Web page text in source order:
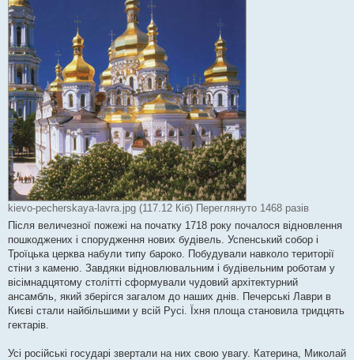
kievo-pecherskaya-lavra.jpg (117.12 Кіб) Переглянуто 1468 разів
Після величезної пожежі на початку 1718 року почалося відновлення
пошкоджених і спорудження нових будівель. Успенський собор і
Троїцька церква набули типу бароко. Побудували навколо території
стіни з каменю. Завдяки відновлювальним і будівельним роботам у
вісімнадцятому столітті сформували чудовий архітектурний
ансамбль, який зберігся загалом до наших днів. Печерські Лаври в
Києві стали найбільшими у всій Русі. Їхня площа становила тридцять
гектарів.
Усі російські государі звертали на них свою увагу. Катерина, Миколай